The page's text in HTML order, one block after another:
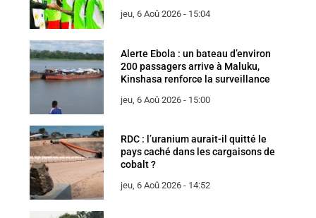
jeu, 6 Aoû 2026 - 15:04
Alerte Ebola : un bateau d’environ
200 passagers arrive à Maluku,
Kinshasa renforce la surveillance
jeu, 6 Aoû 2026 - 15:00
RDC : l’uranium aurait-il quitté le
pays caché dans les cargaisons de
cobalt ?
jeu, 6 Aoû 2026 - 14:52